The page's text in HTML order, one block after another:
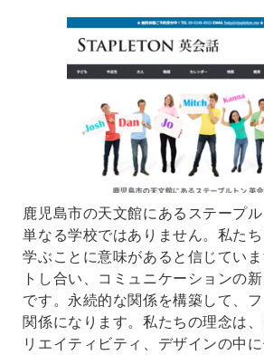
鹿児島市の天文館にあるステープル
単なる学校ではありません。私た
学ぶことに意味があると信じてい
トし合い、コミュニケーションの
です。永続的な関係を構築して、
関係になります。私たちの理念は
リエイティビティ、デザインの中